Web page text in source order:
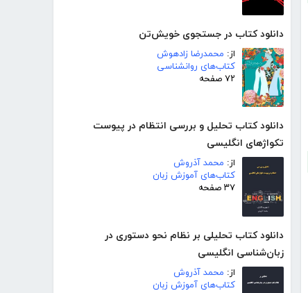
دانلود کتاب در جستجوی خویش‌تن
از: محمدرضا زادهوش
کتاب‌های روانشناسی
۷۲ صفحه
دانلود کتاب تحلیل و بررسی انتظام در پیوست
تکواژهای انگلیسی
از: محمد آذروش
کتاب‌های آموزش زبان
۳۷ صفحه
دانلود کتاب تحلیلی بر نظام نحو دستوری در
زبان‌شناسی انگلیسی
از: محمد آذروش
کتاب‌های آموزش زبان